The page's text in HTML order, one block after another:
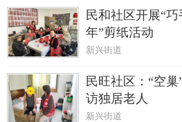
民和社区开展“
年”剪纸活动
新兴街道
民旺社区：“空
访独居老人
新兴街道